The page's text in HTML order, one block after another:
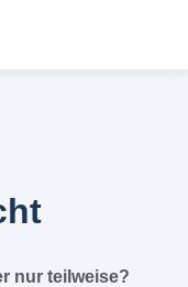
nur teilweise?